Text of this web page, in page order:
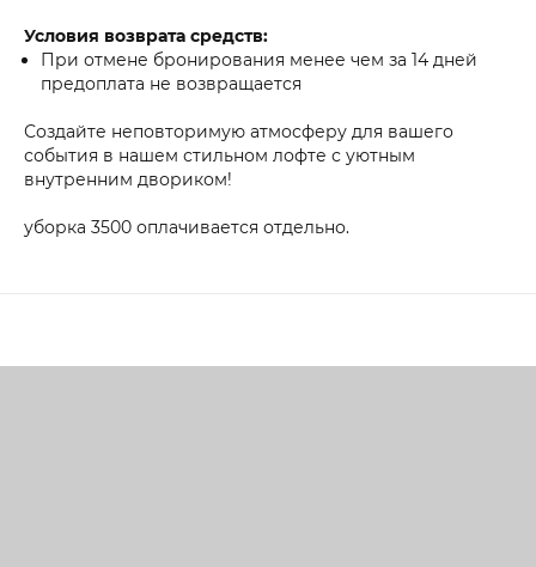
Условия возврата средств:
При отмене бронирования менее чем за 14 дней
предоплата не возвращается
Создайте неповторимую атмосферу для вашего
события в нашем стильном лофте с уютным
внутренним двориком!
уборка 3500 оплачивается отдельно.